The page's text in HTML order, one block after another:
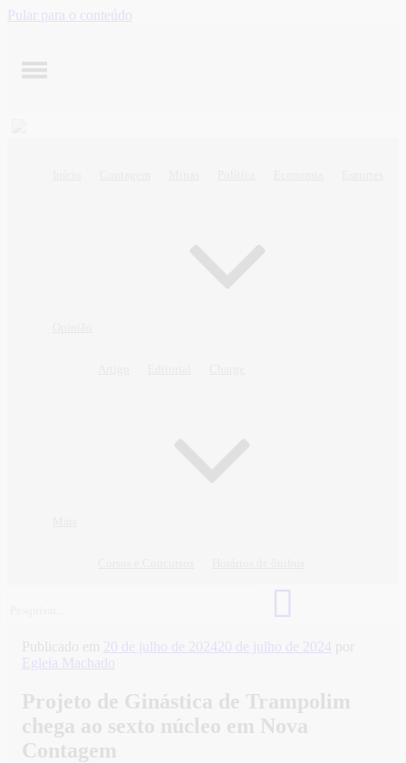
Pular para o conteúdo
Publicado em 20 de julho de 2024 20 de julho de 2024 por
Egleia Machado
Projeto de Ginástica de Trampolim
chega ao sexto núcleo em Nova
Contagem